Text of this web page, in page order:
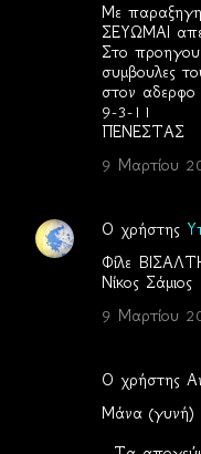
Με
ΣΕΥΩΜΑΙ
Στο
συμβουλες
στον
9-3-11
ΠΕΝΕΣΤΑΣ
9 Μαρτίου
Ο χρήστης
Φίλε
Νίκος Σάμιος
9 Μαρτίου
Ο χρήστης
Μάνα (γυνή)